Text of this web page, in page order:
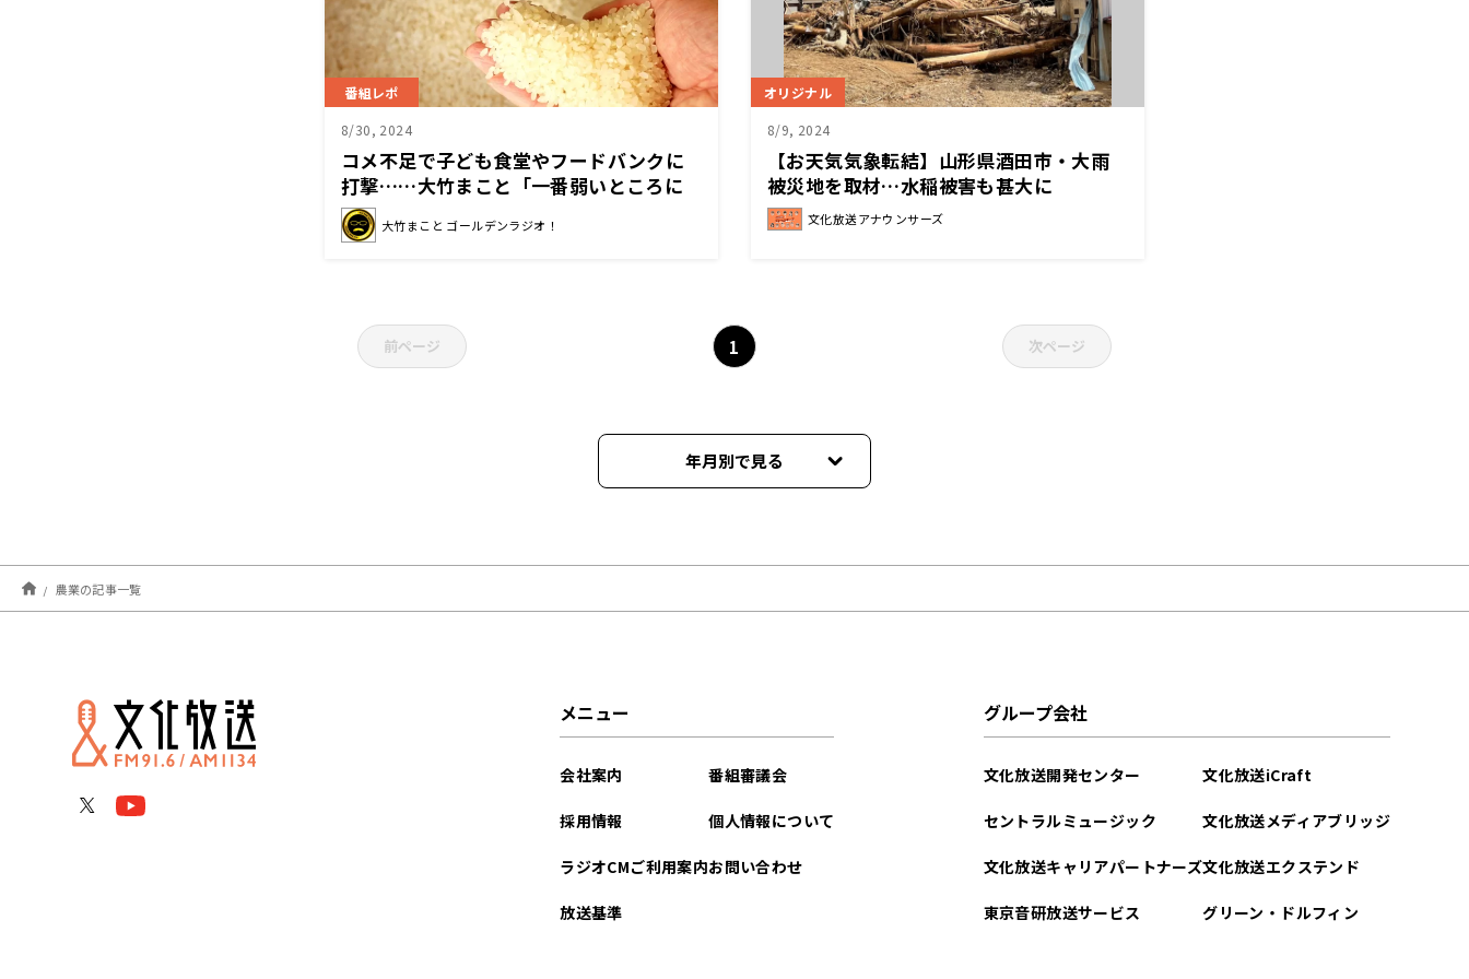
番組レポ
8/30, 2024
コメ不足で子ども食堂やフードバンクに
打撃……大竹まこと「一番弱いところに
しわ寄せがいかないようにして」
大竹まこと ゴールデンラジオ！
オリジナル
8/9, 2024
【お天気気象転結】山形県酒田市・大雨
被災地を取材…水稲被害も甚大に
文化放送アナウンサーズ
前ページ 1 次ページ
年月別で見る
2025年09月
2025年08月
農業の記事一覧
メニュー
会社案内
採用情報
ラジオCMご利用案内
放送基準
番組審議会
個人情報について
お問い合わせ
グループ会社
文化放送開発センター
セントラルミュージック
文化放送キャリアパートナーズ
東京音研放送サービス
文化放送iCraft
文化放送メディアブリッジ
文化放送エクステンド
グリーン・ドルフィン